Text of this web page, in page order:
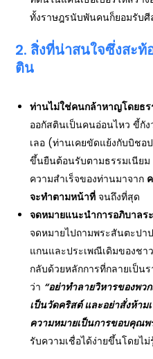
ทั้งราษฎรนับพันคนก็ยอมรับ
2. สิ่งที่น่าสนใจซึ่งสะ
ติน
ท่านไม่ใช่คนกล้าหาญโดยธ
ออกัสตินเป็นคนอ่อนไหว ขี้กั
เลอ (ท่านเคยขัดแย้งกับบิชอ
ขึ้นยืนต้อนรับตามธรรมเนียม
ความสำเร็จของท่านมาจาก
จะทำตามหน้าที่ จนถึงที่สุด
จดหมายแนะนำการอภิบาลร
จดหมายไปถามพระสันตะปา
แกนและประเพณีเดิมของชา
กลับด้วยหลักการที่กลายเป็น
ว่า “อย่าทำลายวิหารของพว
เป็นวัดคริสต์ และอย่าสั่งห้าม
ความหมายเป็นการขอบคุณพ
รับความเชื่อได้ง่ายขึ้นโดยไ